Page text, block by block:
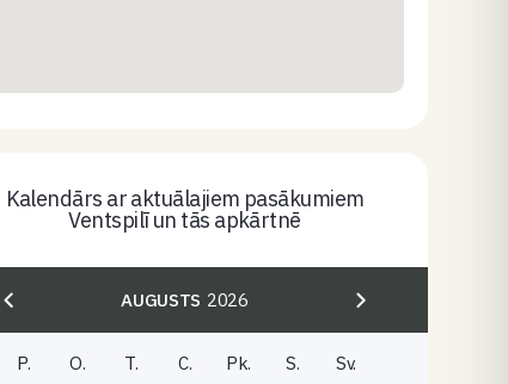
Kalendārs ar aktuālajiem pasākumiem
Ventspilī un tās apkārtnē
AUGUSTS 2026
P. O. T. C. Pk. S. Sv.